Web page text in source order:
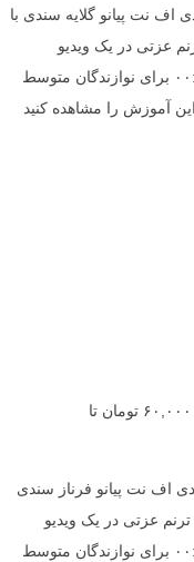
اف نت پیانو گلایه سندی با
عزتی در یک ویدیو
آموزشی با فرمت MP4 و زمان تقریبی ۰۰:۰۲:۵۲ برای نوازندگان متوسط
این آموزش را مشاهده کنید
محدوده قیمت: ۶۰,۰۰۰ تومان تا
اف نت پیانو فرناز سندی
عزتی در یک ویدیو
آموزشی با فرمت MP4 و زمان تقریبی ۰۰:۰۲:۱۶ برای نوازندگان متوسط